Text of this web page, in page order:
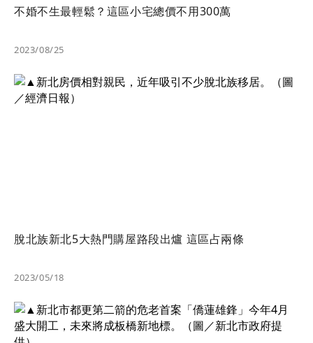
不婚不生最輕鬆？這區小宅總價不用300萬
2023/08/25
脫北族新北5大熱門購屋路段出爐 這區占兩條
2023/05/18